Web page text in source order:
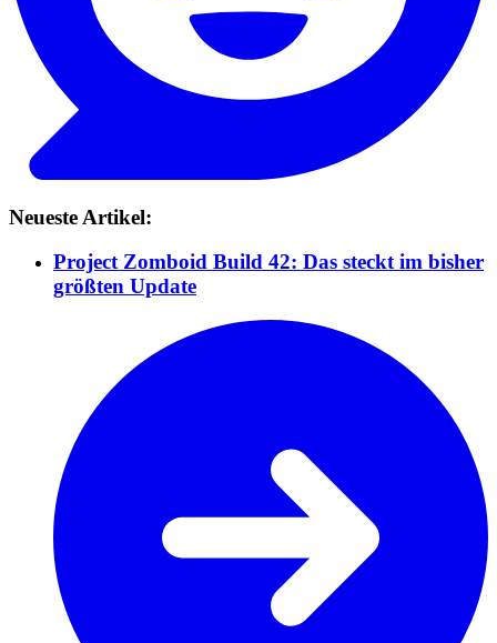
Neueste Artikel:
Project Zomboid Build 42: Das steckt im bisher
größten Update